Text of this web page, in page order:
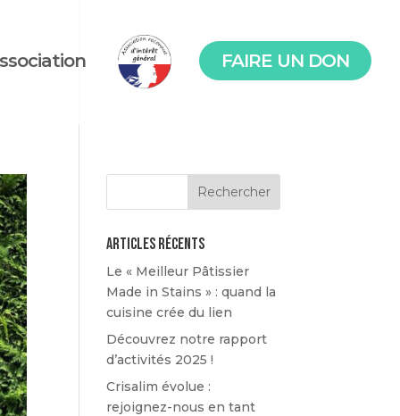
FAIRE UN DON
Articles récents
Le « Meilleur Pâtissier
Made in Stains » : quand la
cuisine crée du lien
Découvrez notre rapport
d’activités 2025 !
Crisalim évolue :
rejoignez-nous en tant